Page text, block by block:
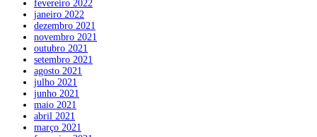
fevereiro 2022
janeiro 2022
dezembro 2021
novembro 2021
outubro 2021
setembro 2021
agosto 2021
julho 2021
junho 2021
maio 2021
abril 2021
março 2021